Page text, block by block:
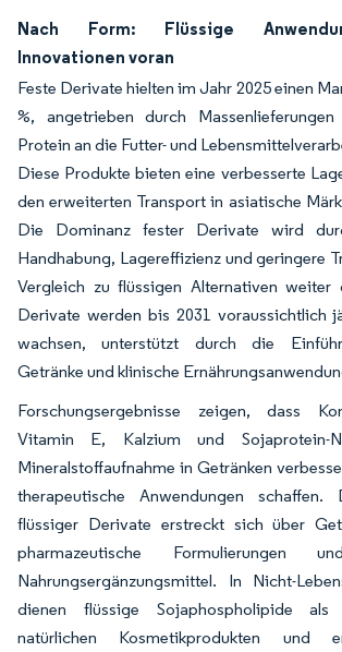
Nach Form: Flüssige
Innovationen voran
Feste Derivate hielten im Jahr 2025 einen
%, angetrieben durch
Protein an die Futter- und
Diese Produkte bieten eine verbesserte
den erweiterten Transport in asiatische
Die Dominanz fester Derivate wird
Handhabung, Lagereffizienz und geringere
Vergleich zu flüssigen Alternativen weiter
Derivate werden bis 2031 voraussichtlich
wachsen, unterstützt durch die
Getränke und klinische
Forschungsergebnisse zeigen, dass
Vitamin E, Kalzium und Sojaprotein-
Mineralstoffaufnahme in Getränken
therapeutische Anwendungen schaffen.
flüssiger Derivate erstreckt sich über
pharmazeutische Formulierungen
Nahrungsergänzungsmittel. In Nicht-
dienen flüssige Sojaphospholipide
natürlichen Kosmetikprodukten und